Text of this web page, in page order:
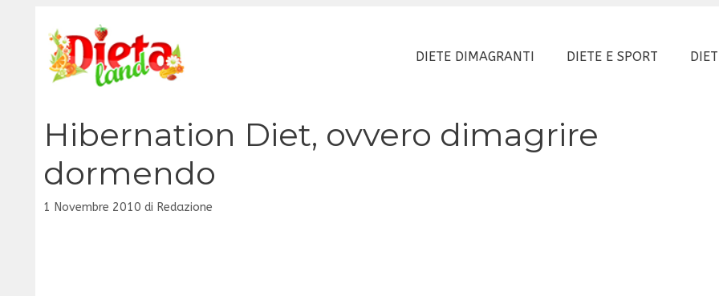
contenuto
DIETE DIMAGRANTI DIETE E SPORT
Hibernation Diet, ovvero dimagrire
dormendo
1 Novembre 2010 di Redazione